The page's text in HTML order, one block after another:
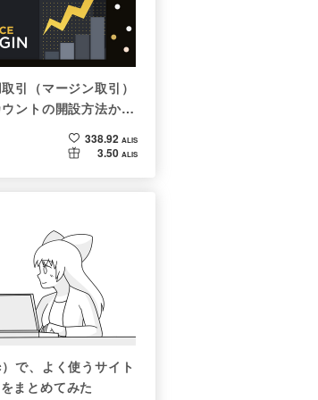
引（マージン取引）
ントの開設方法から
338.92 ALIS
3.50 ALIS
で、よく使うサイト
まとめてみた